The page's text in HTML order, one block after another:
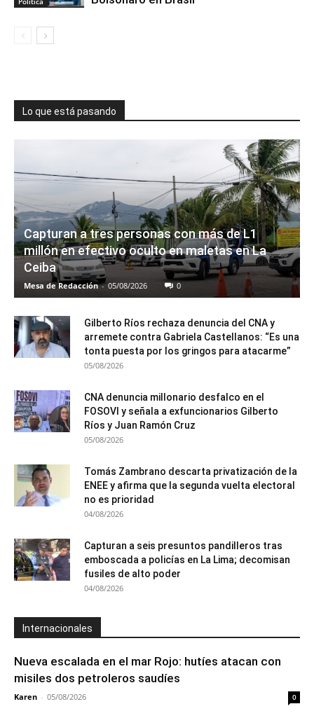
Lo que está pasando
Capturan a tres personas con más de L1
millón en efectivo oculto en maletas en La
Ceiba
Mesa de Redacción - 05/08/2026 0
Gilberto Ríos rechaza denuncia del CNA y
arremete contra Gabriela Castellanos: “Es una
tonta puesta por los gringos para atacarme”
05/08/2026
CNA denuncia millonario desfalco en el
FOSOVI y señala a exfuncionarios Gilberto
Ríos y Juan Ramón Cruz
05/08/2026
Tomás Zambrano descarta privatización de la
ENEE y afirma que la segunda vuelta electoral
no es prioridad
04/08/2026
Capturan a seis presuntos pandilleros tras
emboscada a policías en La Lima; decomisan
fusiles de alto poder
04/08/2026
Internacionales
Nueva escalada en el mar Rojo: hutíes atacan con
misiles dos petroleros saudíes
Karen - 05/08/2026 0